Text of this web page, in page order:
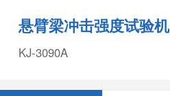
悬臂梁冲击强度试验机
KJ-3090A